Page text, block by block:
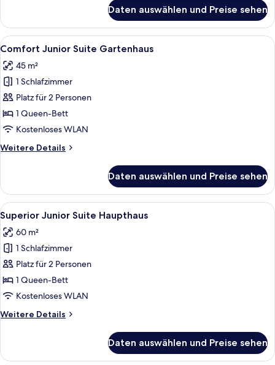
Junior
Suite
Torhaus
Daten auswählen und Preise sehen
Alle
Fotos
für
Comfort
Junior
Suite
Gartenhaus
Ein Zimmer mit Blick auf einen
4
Comfort Junior Suite Gartenhaus
45 m²
1 Schlafzimmer
Platz für 2 Personen
1 Queen-Bett
Kostenloses WLAN
Weitere Details
Weitere
Junior
Suite
Gartenhaus
Daten auswählen und Preise sehen
Alle
Fotos
für
Superior
Junior
Suite
Haupthaus
Ein Wohnzimmer mit einer Couch,
3
Superior Junior Suite Haupthaus
60 m²
1 Schlafzimmer
Platz für 2 Personen
1 Queen-Bett
Kostenloses WLAN
Weitere Details
Weitere
Junior
Daten auswählen und Preise sehen